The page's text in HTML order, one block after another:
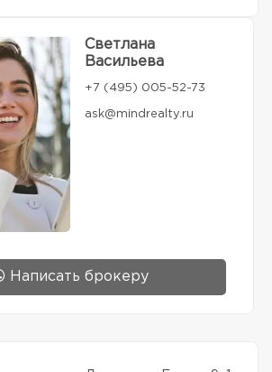
Светлана
Васильева
+7 (495) 005-52-73
ask@mindrealty.ru
Написать брокеру